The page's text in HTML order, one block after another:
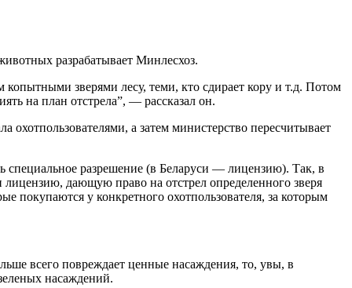
разрабатывает Минлесхоз.
зверями лесу, теми, кто сдирает кору и т.д. Потом
на план отстрела”, — рассказал он.
охотпользователями, а затем министерство пересчитывает
специальное разрешение (в Беларуси — лицензию). Так, в
дающую право на отстрел определенного зверя
покупаются у конкретного охотпользователя, за которым
всего повреждает ценные насаждения, то, увы, в
насаждений.